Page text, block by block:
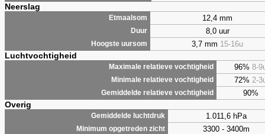
Neerslag
Etmaalsom 12,4 mm
Duur 8,0 uur
Hoogste uursom 3,7 mm 15-16u
Luchtvochtigheid
Maximale relatieve vochtigheid 96% 8-
Minimale relatieve vochtigheid 72% 2-
Gemiddelde relatieve vochtigheid 90%
Overig
Gemiddelde luchtdruk 1.011,6 hPa
Minimum opgetreden zicht 3300 - 3400m